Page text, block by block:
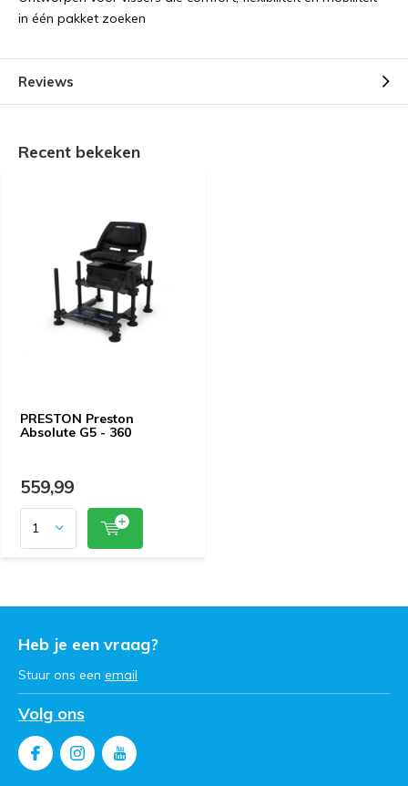
in één pakket zoeken
Reviews
Recent bekeken
PRESTON Preston
Absolute G5 - 360
559,99
Heb je een vraag?
Stuur ons een email
Volg ons